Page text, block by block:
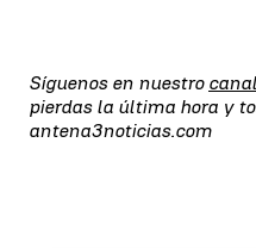
Síguenos en nuestro
pierdas la última hora y
antena3noticias.com